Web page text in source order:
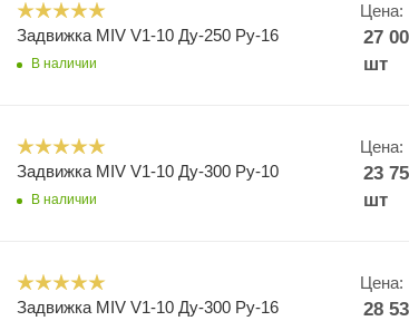
Задвижка MIV V1-10 Ду-250 Ру-16
В наличии
Цена:
27
шт
Задвижка MIV V1-10 Ду-300 Ру-10
В наличии
Цена:
23
шт
Задвижка MIV V1-10 Ду-300 Ру-16
Цена:
28